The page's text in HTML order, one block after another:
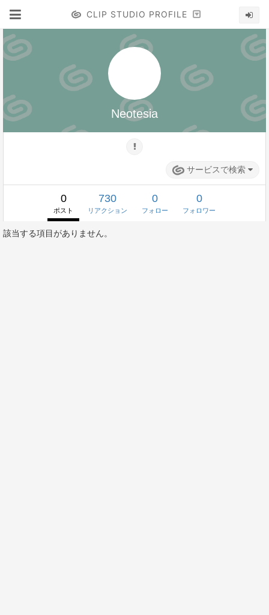
CLIP STUDIO PROFILE
Neotesia
サービスで検索
0
ポスト
730
リアクション
0
フォロー
0
フォロワー
該当する項目がありません。